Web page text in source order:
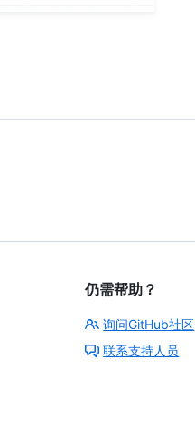
仍需帮助？
询问GitHub社区
联系支持人员